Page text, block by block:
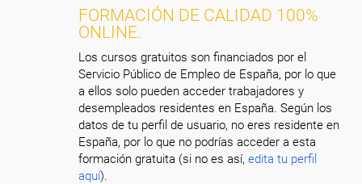
FORMACIÓN DE CALIDAD 100%
ONLINE.
Los cursos gratuitos son financiados por el
Servicio Público de Empleo de España, por lo que
a ellos solo pueden acceder trabajadores y
desempleados residentes en España. Según los
datos de tu perfil de usuario, no eres residente en
España, por lo que no podrías acceder a esta
formación gratuita (si no es así,edita tu perfil
aquí).